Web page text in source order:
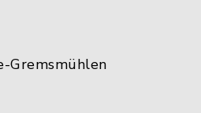
Gremsmühlen